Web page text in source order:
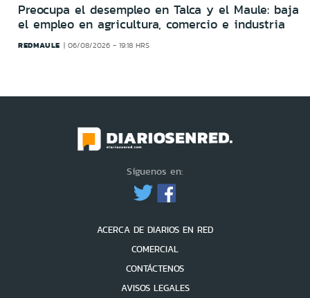
Preocupa el desempleo en Talca y el Maule: baja
el empleo en agricultura, comercio e industria
REDMAULE 06/08/2026 - 19:18 HRS
Síguenos en:
ACERCA DE DIARIOS EN RED
COMERCIAL
CONTÁCTENOS
AVISOS LEGALES